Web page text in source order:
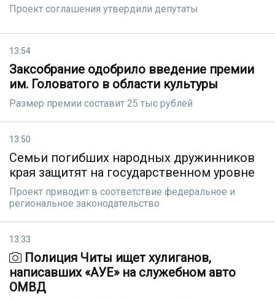
Проект соглашения утвердили депутаты
13:54
Заксобрание одобрило введение премии
им. Головатого в области культуры
Размер премии составит 25 тыс рублей
13:50
Семьи погибших народных дружинников
края защитят на государственном уровне
Проект приводит в соответствие федеральное и
региональное законодательство
13:33
Полиция Читы ищет хулиганов,
написавших «АУЕ» на служебном авто
ОМВД